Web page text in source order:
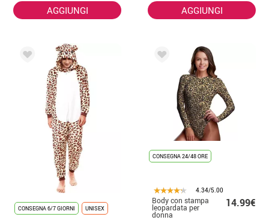
AGGIUNGI AGGIUNGI
CONSEGNA 6/7 GIORNI UNISEX
CONSEGNA 24/48 ORE
4.34/5.00
Body con stampa
leopardata per
donna
14.99€